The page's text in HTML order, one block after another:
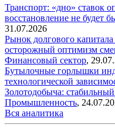
Транспорт: «дно» ставок
восстановление не будет
31.07.2026
Рынок долгового капитала
осторожный оптимизм
Финансовый сектор,
Бутылочные горлышки
технологической
Золотодобыча:
Промышленность,
Вся аналитика